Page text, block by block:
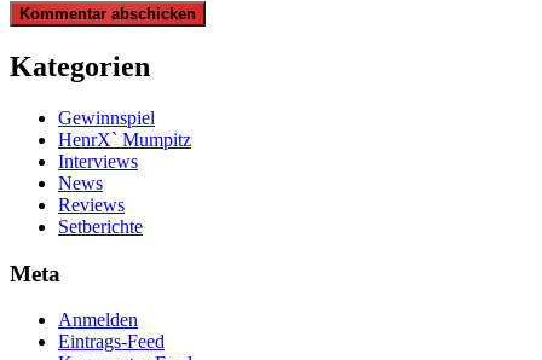
Kategorien
Gewinnspiel
HenrX` Mumpitz
Interviews
News
Reviews
Setberichte
Meta
Anmelden
Eintrags-Feed